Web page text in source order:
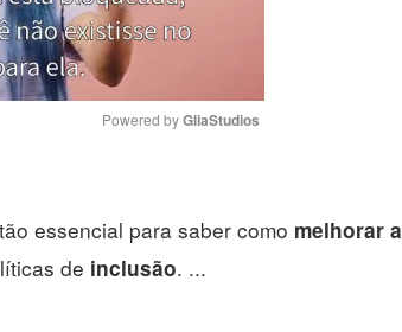
Powered by GliaStudios
essencial para saber como melhorar a
de inclusão. ...